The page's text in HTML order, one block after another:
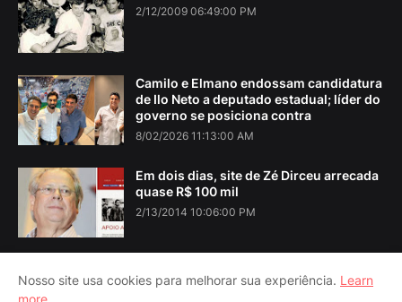
2/12/2009 06:49:00 PM
Camilo e Elmano endossam candidatura
de Ilo Neto a deputado estadual; líder do
governo se posiciona contra
8/02/2026 11:13:00 AM
Em dois dias, site de Zé Dirceu arrecada
quase R$ 100 mil
2/13/2014 10:06:00 PM
Nosso site usa cookies para melhorar sua experiência. Learn
more